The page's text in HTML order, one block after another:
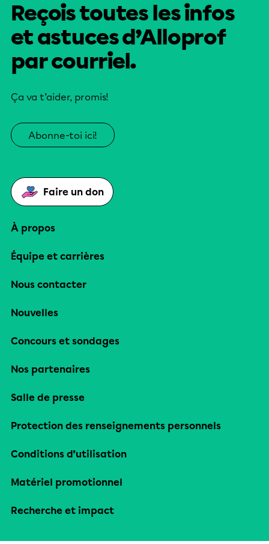
Reçois toutes les infos
et astuces d’Alloprof
par courriel.
Ça va t’aider, promis!
Abonne-toi ici!
Faire un don
À propos
Équipe et carrières
Nous contacter
Nouvelles
Concours et sondages
Nos partenaires
Salle de presse
Protection des renseignements personnels
Conditions d’utilisation
Matériel promotionnel
Recherche et impact